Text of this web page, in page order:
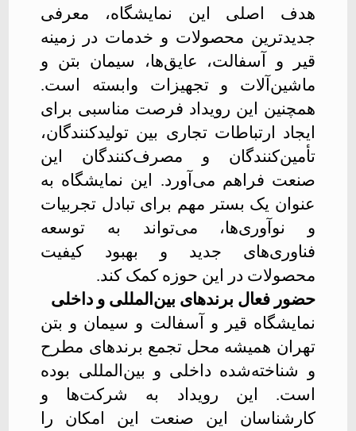
هدف اصلی این نمایشگاه، معرفی
جدیدترین محصولات و خدمات در زمینه
قیر و آسفالت، عایق‌ها، سیمان بتن و
ماشین‌آلات و تجهیزات وابسته است.
همچنین این رویداد فرصت مناسبی برای
ایجاد ارتباطات تجاری بین تولیدکنندگان،
تأمین‌کنندگان و مصرف‌کنندگان این
صنعت فراهم می‌آورد. این نمایشگاه به
عنوان یک بستر مهم برای تبادل تجربیات
و نوآوری‌ها، می‌تواند به توسعه
فناوری‌های جدید و بهبود کیفیت
محصولات در این حوزه کمک کند.
حضور فعال برندهای بین‌المللی و داخلی
نمایشگاه قیر و آسفالت و سیمان و بتن
تهران همیشه محل تجمع برندهای مطرح
و شناخته‌شده داخلی و بین‌المللی بوده
است. این رویداد به شرکت‌ها و
کارشناسان این صنعت این امکان را